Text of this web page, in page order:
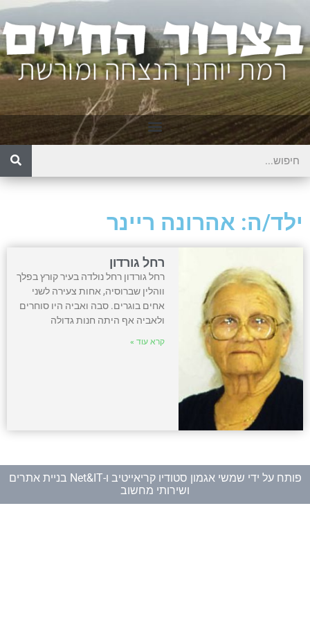
ילד/ה: אהרונה ריינר
רחל גורדון
רחל גורדון רחל נולדה בעיר קורץ בפלך
ווהלין שברוסיה, אחות צעירה לשני
אחים בוגרים. סבה ואביה היו סוחרים
ולאביה אף היתה חנות גדולה
קרא עוד »
פותח על ידי שמשי אגמון סטודיו קריאייטיב ו-
Net&IT בניית אתרים
ושירותי מחשוב